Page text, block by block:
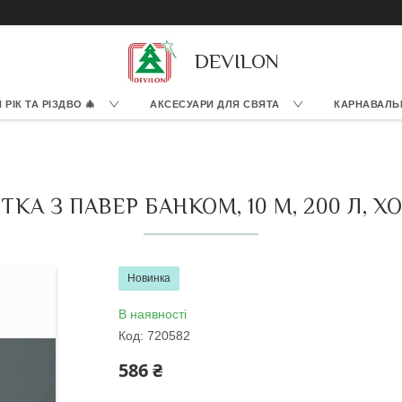
DEVILON
ТА РІЗДВО 🎄 АКСЕСУАРИ ДЛЯ СВЯТА
З ПАВЕР БАНКОМ, 10 М, 200 Л,
Новинка
В наявності
Код: 720582
586 ₴